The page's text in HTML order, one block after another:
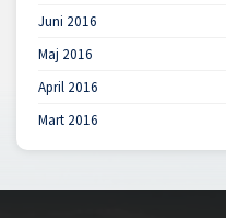
Juni 2016
Maj 2016
April 2016
Mart 2016